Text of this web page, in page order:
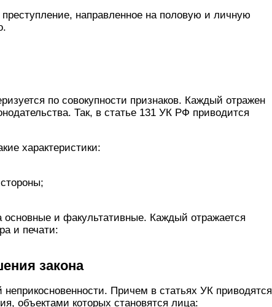
направленное на половую и личную
по совокупности признаков. Каждый отражен
Так, в статье 131 УК РФ приводится
характеристики:
основные и факультативные. Каждый отражается
и печати:
закона
Причем в статьях УК приводятся
объектами которых становятся лица: